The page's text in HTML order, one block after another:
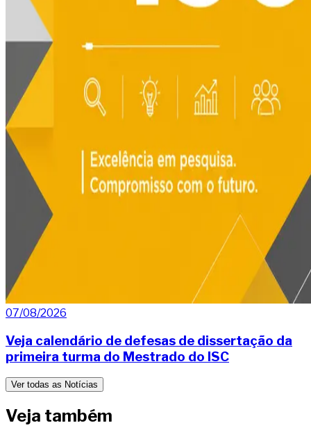
07/08/2026
Veja calendário de defesas de dissertação da
primeira turma do Mestrado do ISC
Ver todas as Notícias
Veja também